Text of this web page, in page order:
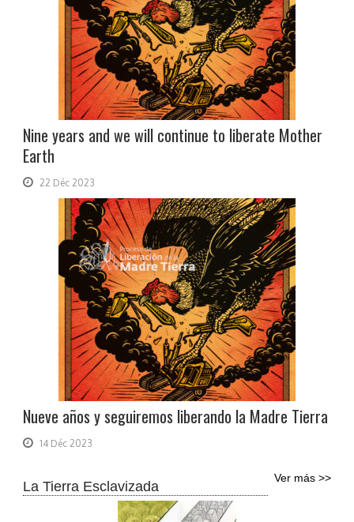
Nine years and we will continue to liberate Mother
Earth
22 Déc 2023
Nueve años y seguiremos liberando la Madre Tierra
14 Déc 2023
La Tierra Esclavizada
Ver más >>